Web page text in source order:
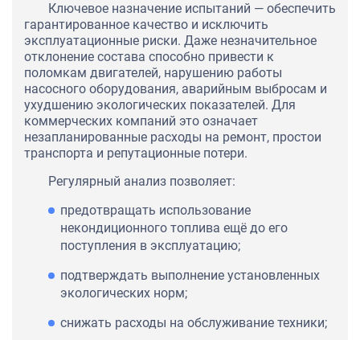
Ключевое назначение испытаний — обеспечить
гарантированное качество и исключить
эксплуатационные риски. Даже незначительное
отклонение состава способно привести к
поломкам двигателей, нарушению работы
насосного оборудования, аварийным выбросам и
ухудшению экологических показателей. Для
коммерческих компаний это означает
незапланированные расходы на ремонт, простои
транспорта и репутационные потери.
Регулярный анализ позволяет:
предотвращать использование
некондиционного топлива ещё до его
поступления в эксплуатацию;
подтверждать выполнение установленных
экологических норм;
снижать расходы на обслуживание техники;